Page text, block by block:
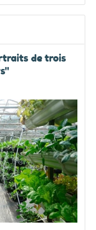
de trois